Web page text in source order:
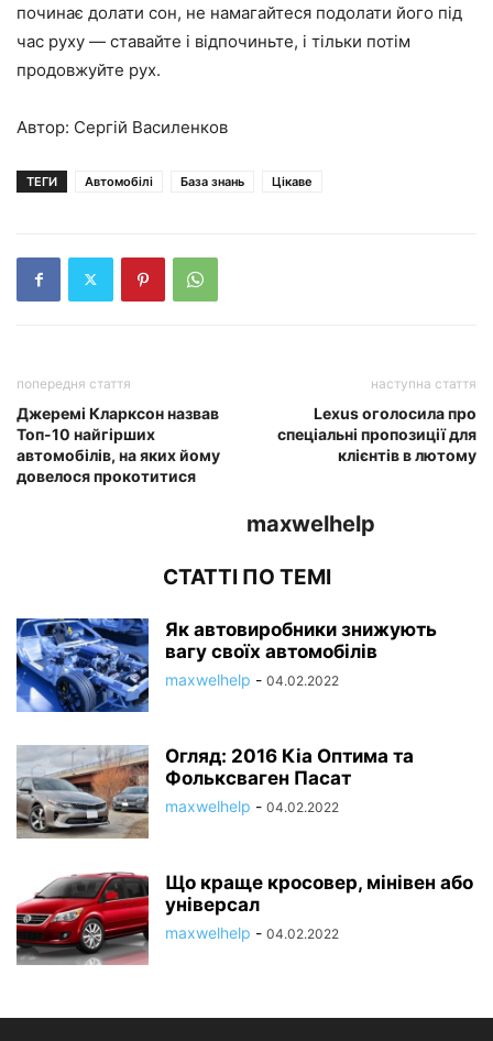
починає долати сон, не намагайтеся подолати його під
час руху — ставайте і відпочиньте, і тільки потім
продовжуйте рух.
Автор: Сергій Василенков
ТЕГИ Автомобілі База знань Цікаве
попередня стаття
Джеремі Кларксон назвав
Топ-10 найгірших
автомобілів, на яких йому
довелося прокотитися
наступна стаття
Lexus оголосила про
спеціальні пропозиції для
клієнтів в лютому
maxwelhelp
СТАТТІ ПО ТЕМІ
Як автовиробники знижують
вагу своїх автомобілів
maxwelhelp - 04.02.2022
Огляд: 2016 Кіа Оптима та
Фольксваген Пасат
maxwelhelp - 04.02.2022
Що краще кросовер, мінівен або
універсал
maxwelhelp - 04.02.2022